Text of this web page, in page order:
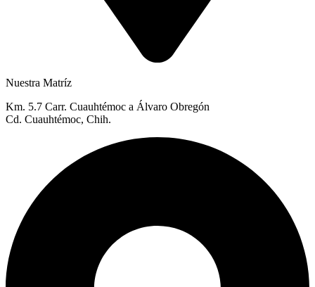
Nuestra Matríz
Km. 5.7 Carr. Cuauhtémoc a Álvaro Obregón
Cd. Cuauhtémoc, Chih.